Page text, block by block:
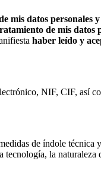
datos personales
de mis datos
haber leído y
NIF, CIF, así
de índole técnica
la naturaleza